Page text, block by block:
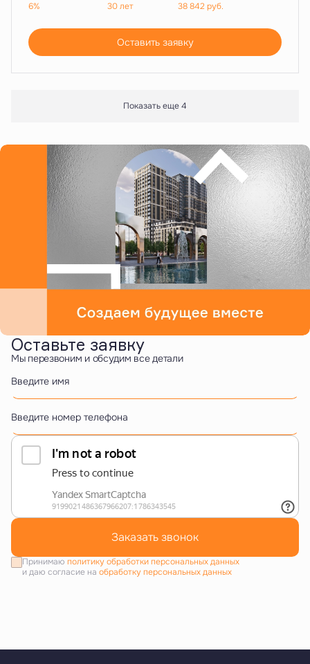
6%
30 лет
38 842руб.
Оставить заявку
Показать еще 4
Оставьте заявку
Мы перезвоним и обсудим все детали
Введите имя
Введите номер телефона
Заказать звонок
Принимаю политику обработки персональных данных
и даю согласие на обработку персональных данных